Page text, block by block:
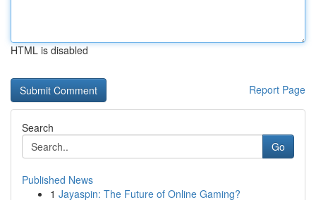
HTML is disabled
Report Page
Search
Go
Published News
1 Jayaspin: The Future of Online Gaming?